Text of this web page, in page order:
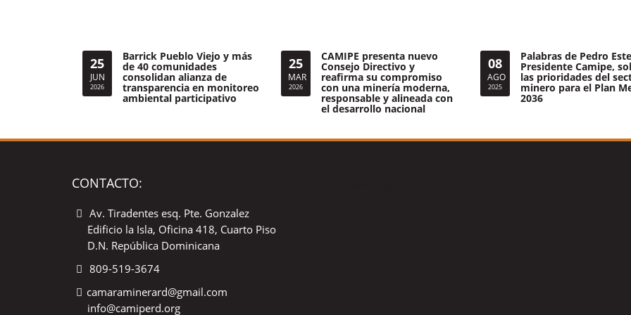
25
JUN
2026
Barrick Pueblo Viejo y más
de 40 comunidades
consolidan alianza de
transparencia en monitoreo
ambiental participativo
25
MAR
2026
CAMIPE presenta nuevo
Consejo Directivo y
reafirma su compromiso
con una minería moderna,
responsable y alineada con
el desarrollo nacional
08
AGO
2025
Palabras de Pedro
Presidente Camipe,
las prioridades del
minero para el Plan
2036
CONTACTO:
Av. Tiradentes esq. Pte. Gonzalez
Edificio la Isla, Oficina 418, Cuarto Piso
D.N. República Dominicana
809-519-3674
camaraminerard@gmail.com
info@camiperd.org